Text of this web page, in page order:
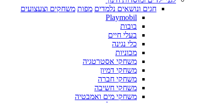
חגים ונושאים נלמדים מפות משחקים וצעצועים
Playmobil
בובות
בעלי חיים
כלי נגינה
מכוניות
משחקי אסטרטגיה
משחקי דמיון
משחקי חברה
משחקי חשיבה
משחקי מים ואמבטיה